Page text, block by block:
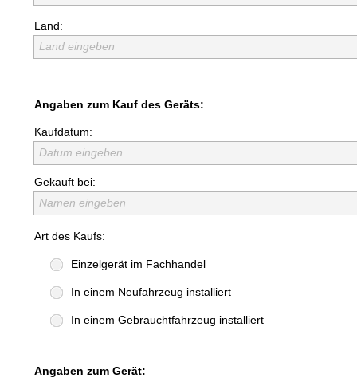
Land:
Land eingeben
Kaufdatum:
Datum eingeben
Gekauft bei:
Namen eingeben
Art des Kaufs:
Einzelgerät im Fachhandel
In einem Neufahrzeug installiert
In einem Gebrauchtfahrzeug installiert
Angaben zum Kauf des Geräts:
Angaben zum Gerät: